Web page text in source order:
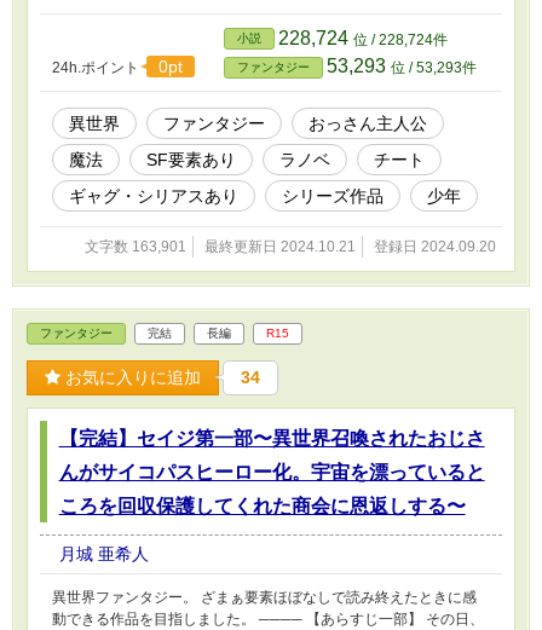
ョンの奥へと進んでいく。 逃げないと。逃げないと殺される。
「ガキが手間かけさせやがってよお！」 「役立たずくーん、魔物
に食べられちゃうよー」 「逃げても無駄ですよー。グズが面倒か
けないでくださーい」 果たしてリュウエンの運命は──。
──────── 【シリーズ作品説明】 『セイジ第一部〜異世界召喚
されたおじさんがサイコパスヒーロー化。宇宙を漂っているところ
を回収保護してくれた商会に恩返しする〜』は別作品となっており
ます。 第一部は序盤の説明が多く展開が遅いですが、中盤から
徐々に生きてきます。 そちらもお読みいただけると嬉しいです。
──────── 【本作品あらすじの一部】 宿場町の酒場で働く十二
歳の少年リュウエンは『役立たず』と蔑まれていた。ある日、優し
くしてくれた流れの冒険者シュウにパーティーの荷物持ちを頼まれ
ダンジョンに向かうことになる。だが、そこで事件が起こりダンジ
と正木誠司（42）はメカニックのメリッサ（25）と相棒の小型四
脚偵察機改ポチ、そして神に与えられたウェアラブルデバイス（神
器）に宿るサポートＡＩ（神の御使い）のエレスと共に新たな旅路
に出た。 目的は召喚された五千人の中にいるかもしれない両親の
者から『ダンジョンで仲間とはぐれた』という話を聞かされる。
更には荷物持ちに雇った子供も一緒に行方がわからなくなったとい
う。 詳しく話を訊いたところその子供の名前はリュウエンといい
のは寝覚めが悪かったので、それだけでも捜索しようと思っていた
が、なんと行方不明になったシュウという男が日本人だということ
まで判明してしまう。 『同胞の捜索に手を貸していただけません
か？』 オットーに頼まれるまでもなく、俺は二人の捜索を引き受
け、シュウのパーティーメンバーであるオットー、リンシャオ、エ
イゲンらと共にダンジョンに突入するのだが──。 ──── 応援、お
24h.ポイント 0pt
小説 228,724 位 / 228,724件
ファンタジー 53,293 位 / 53,293件
異世界 ファンタジー
おっさん主人公
魔法
SF要素あり ラノベ
チート
ギャグ・シリアスあり
シリーズ作品 少年
文字数 163,901 最終更新日 2024.10.21 登録日 2024.09.20
ファンタジー 完結 長編 R15
お気に入りに追加 34
【完結】セイジ第一部〜異世界召喚されたおじさ
んがサイコパスヒーロー化。宇宙を漂っていると
ころを回収保護してくれた商会に恩返しする〜
月城 亜希人
異世界ファンタジー。 ざまぁ要素ほぼなしで読み終えたときに感
動できる作品を目指しました。 ──── 【あらすじ一部】 その日、